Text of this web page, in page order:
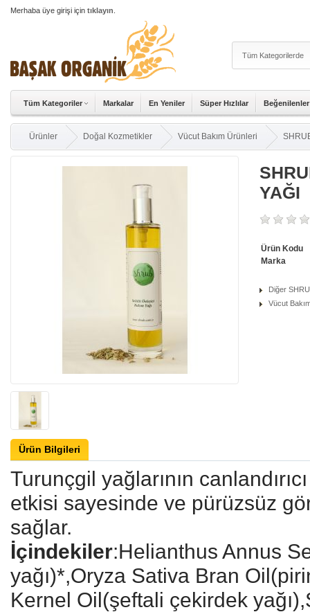
Merhaba üye girişi için tıklayın
Tüm Kategoriler Markalar En Yeniler Süper Hızlılar Beğenilenler
Ürünler Doğal Kozmetikler Vücut Bakım Ürünleri
YAĞI
Ürün Kodu
Marka
Diğer
Vücut
Ürün Bilgileri
Turunçgil yağlarının
etkisi sayesinde ve pürüzsüz
sağlar.
İçindekiler:Helianthus Annus
yağı)*,Oryza Sativa Bran
Kernel Oil(şeftali çekirdek